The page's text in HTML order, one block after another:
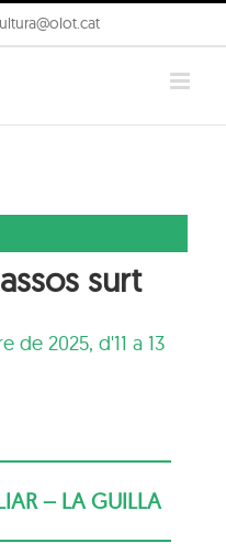
surt
de 2025, d'11 a 13
– LA GUILLA